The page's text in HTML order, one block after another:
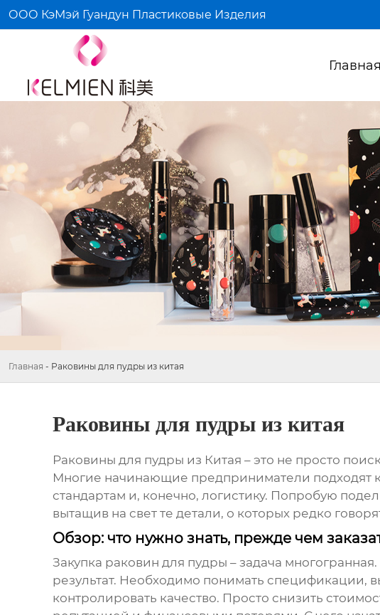
ООО КэМэй Гуандун Пластиковые Изделия
Главная
Главная - Раковины для пудры из китая
Раковины для пудры из китая
Раковины для пудры из Китая – это не просто
Многие начинающие предприниматели подходят к
стандартам и, конечно, логистику. Попробую
вытащив на свет те детали, о которых редко
Обзор: что нужно знать, прежде чем
Закупка раковин для пудры – задача
результат. Необходимо понимать спецификации,
контролировать качество. Просто снизить